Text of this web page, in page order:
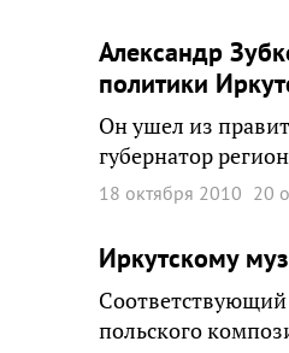
Александр
политики
Он ушел из
губернатор
18 октября 2010 20
Иркутскому
польского